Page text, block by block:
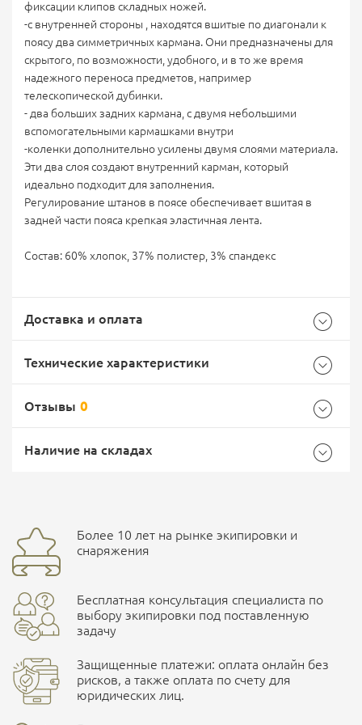
фиксации клипов складных ножей.
-с внутренней стороны , находятся вшитые по диагонали к
поясу два симметричных кармана. Они предназначены для
скрытого, по возможности, удобного, и в то же время
надежного переноса предметов, например
телескопической дубинки.
- два больших задних кармана, с двумя небольшими
вспомогательными кармашками внутри
-коленки дополнительно усилены двумя слоями материала.
Эти два слоя создают внутренний карман, который
идеально подходит для заполнения.
Регулирование штанов в поясе обеспечивает вшитая в
задней части пояса крепкая эластичная лента.
Состав: 60% хлопок, 37% полистер, 3% спандекс
Доставка и оплата
Доставка Почтой России
EMS Почта России
Доставка курьерской службой СДЭК -
Наличные при самовывозе
Технические характеристики
Размер XXL/reg
Бренд Helikon
Страна производитель
Характеристики комплектаций
Размер
S/reg, M/reg, L/reg, XL/reg, XXL/reg, S/long, M/long, L/long,
XL/long, XXL/long, XXXL/reg, XXXL/long, XXXXL/long,
XXXXL/reg
Отзывы 0
Ваш отзыв
Наличие на складах
улица Маяковского, 10
ПОДРОБНЕЕ О СКЛАДЕ
Более 10 лет на рынке экипировки и
снаряжения
Бесплатная консультация специалиста по
выбору экипировки под поставленную
задачу
Защищенные платежи: оплата онлайн без
рисков, а также оплата по счету для
юридических лиц.